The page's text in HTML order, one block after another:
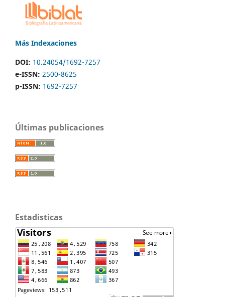
Más Indexaciones
DOI: 10.24054/1692-7257
e-ISSN: 2500-8625
p-ISSN: 1692-7257
Últimas publicaciones
Estadisticas